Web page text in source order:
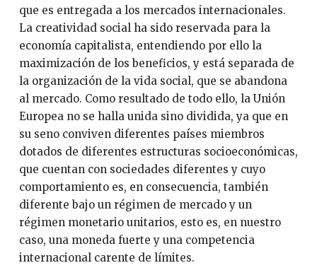
que es entregada a los mercados internacionales.
La creatividad social ha sido reservada para la
economía capitalista, entendiendo por ello la
maximización de los beneficios, y está separada de
la organización de la vida social, que se abandona
al mercado. Como resultado de todo ello, la Unión
Europea no se halla unida sino dividida, ya que en
su seno conviven diferentes países miembros
dotados de diferentes estructuras socioeconómicas,
que cuentan con sociedades diferentes y cuyo
comportamiento es, en consecuencia, también
diferente bajo un régimen de mercado y un
régimen monetario unitarios, esto es, en nuestro
caso, una moneda fuerte y una competencia
internacional carente de límites.